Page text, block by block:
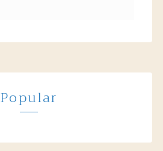
Popular